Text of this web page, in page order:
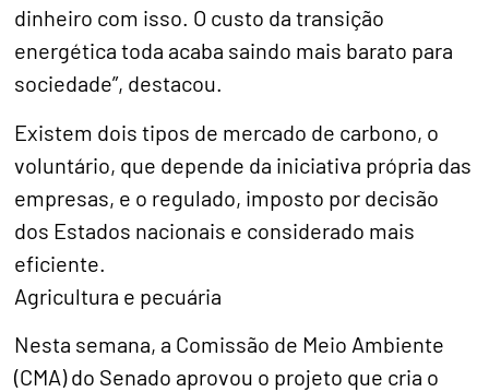
dinheiro com isso. O custo da transição
energética toda acaba saindo mais barato para
sociedade”, destacou.
Existem dois tipos de mercado de carbono, o
voluntário, que depende da iniciativa própria das
empresas, e o regulado, imposto por decisão
dos Estados nacionais e considerado mais
eficiente.
Agricultura e pecuária
Nesta semana, a Comissão de Meio Ambiente
(CMA) do Senado aprovou o projeto que cria o